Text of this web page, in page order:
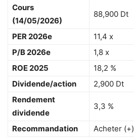
Cours
(14/05/2026)
88,900 Dt
PER 2026e 11,4 x
P/B 2026e
1,8 x
ROE 2025
18,2 %
Dividende/action
2,900 Dt
Rendement
dividende
3,3 %
Recommandation Acheter (+)